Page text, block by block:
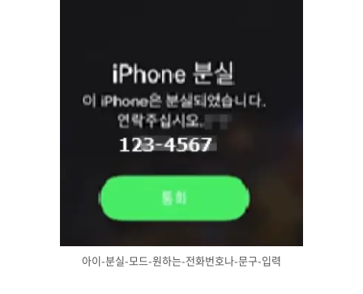
아이-분실-모드-원하는-전화번호나-문구-입력